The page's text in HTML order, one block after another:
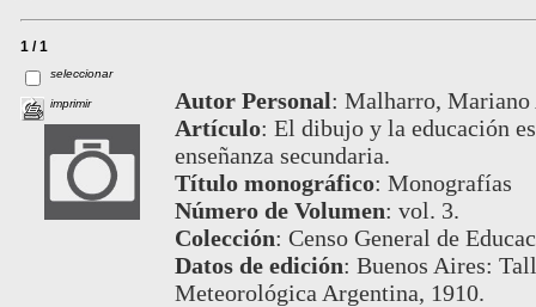
1 / 1
seleccionar
imprimir Autor Personal: Malharro, Mariano
Artículo: El dibujo y la educación
enseñanza secundaria.
Título monográfico: Monografías
Número de Volumen: vol. 3.
Colección: Censo General de
Datos de edición: Buenos Aires:
Meteorológica Argentina, 1910.